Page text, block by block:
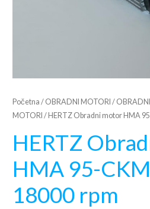
Početna / OBRADNI MOTORI /
MOTORI / HERTZ Obradni motor HMA
HERTZ
HMA 95-
18000 rpm